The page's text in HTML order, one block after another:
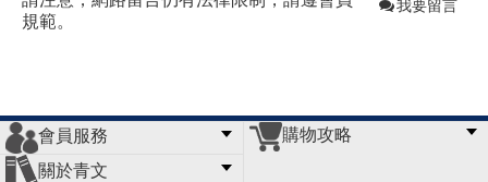
規範。
我要留言
會員服務
會員辦法
客服信箱
隱私條款
網站導覽
購物攻略
關於青文